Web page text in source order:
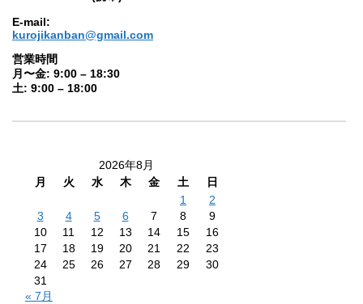
E-mail:
kurojikanban@gmail.com
営業時間
月〜金: 9:00 – 18:30
土: 9:00 – 18:00
2026年8月
月
火 水 木 金 土
日
1
2
3
4 5 6 7 8
9
10
11 12 13 14 15
16
17
18 19 20 21 22
23
24
25 26 27 28 29
30
31
« 7月